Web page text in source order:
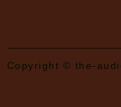
Copyright © the-